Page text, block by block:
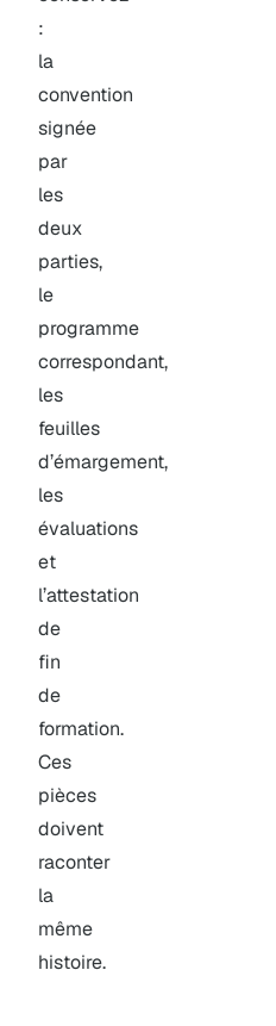
:
la
convention
signée
par
les
deux
parties,
le
programme
correspondant,
les
feuilles
d’émargement,
les
évaluations
et
l’attestation
de
fin
de
formation.
Ces
pièces
doivent
raconter
la
même
histoire.